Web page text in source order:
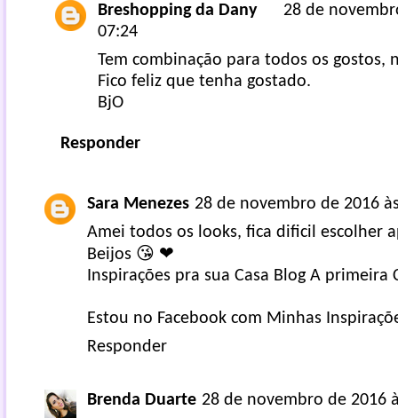
Breshopping da Dany
28 de
07:24
Tem combinação para todos os gostos,
Fico feliz que tenha gostado.
BjO
Responder
Sara Menezes 28 de novembro de 2016
Amei todos os looks, fica dificil escolher
Beijos 😘 ❤
Inspirações pra sua Casa Blog A primeira
Estou no Facebook com Minhas
Responder
Brenda Duarte 28 de novembro de 2016